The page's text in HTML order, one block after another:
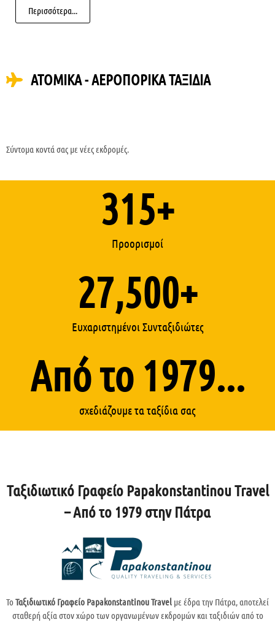
Περισσότερα...
ΑΤΟΜΙΚΑ - ΑΕΡΟΠΟΡΙΚΑ ΤΑΞΙΔΙΑ
Σύντομα κοντά σας με νέες εκδρομές.
Προορισμοί
315+
Ευχαριστημένοι Συνταξιδιώτες
27,500+
σχεδιάζουμε τα ταξίδια σας
Από το 1979...
Ταξιδιωτικό Γραφείο Papakonstantinou Travel
– Από το 1979 στην Πάτρα
ΤοΤαξιδιωτικό Γραφείο Papakonstantinou Travel με έδρα την Πάτρα, αποτελεί
σταθερή αξία στον χώρο των οργανωμένων εκδρομών και ταξιδιών από το